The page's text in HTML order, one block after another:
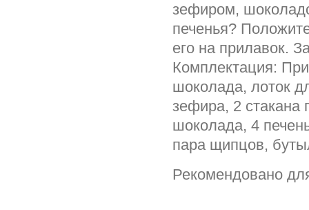
зефиром,
печенья?
его на прилавок.
Комплектация:
шоколада, лоток
зефира, 2 стакана
шоколада, 4
пара щипцов,
Рекомендовано